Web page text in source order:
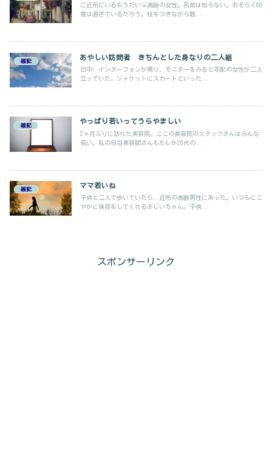
ご近所にいるもうだいぶ高齢の女性。名前は知らない。おそらく80
歳は過ぎているだろう。杖をつきながら散...
雑記
あやしい訪問者 きちんとした身なりの二人組
日中、インターフォンが鳴り、モニターをみると年配の女性が二人
立っていた。ジャケットにスカートといった...
雑記
やっぱり若いってうらやましい
2ヶ月ぶりに訪れた美容院。ここの美容院のスタッフさんはみんな
若い。私の担当美容師さんもたしか20代の...
雑記
ママ若いね
子供と二人で歩いていたら、近所の高齢男性にあった。いつもにこ
やかに挨拶をしてくれるおじいちゃん。子供...
スポンサーリンク